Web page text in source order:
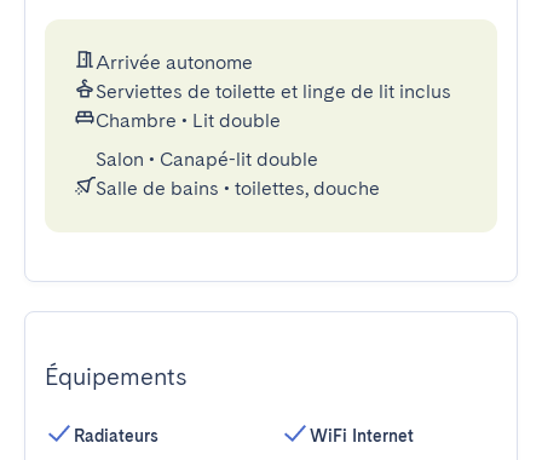
Arrivée autonome
Serviettes de toilette et linge de lit inclus
Chambre • Lit double
Salon • Canapé-lit double
Salle de bains • toilettes, douche
Équipements
Radiateurs
WiFi Internet